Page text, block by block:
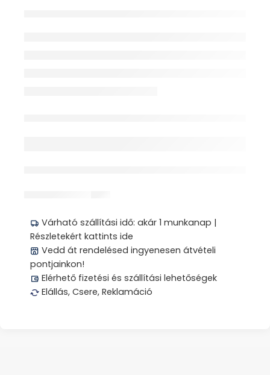
Várható szállítási idő: akár 1 munkanap |
Részletekért kattints ide
Vedd át rendelésed ingyenesen átvételi
pontjainkon!
Elérhető fizetési és szállítási lehetőségek
Elállás, Csere, Reklamáció